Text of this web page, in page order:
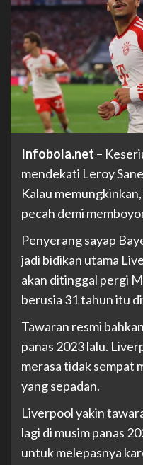
Infobola.net –
mendekati Leroy
Kalau
pecah demi
Penyerang sayap
jadi bidikan utama
akan ditinggal pergi
berusia 31 tahun itu
Tawaran resmi
panas 2023 lalu.
merasa tidak sempat
yang sepadan.
Liverpool yakin
lagi di musim panas
untuk melepasnya